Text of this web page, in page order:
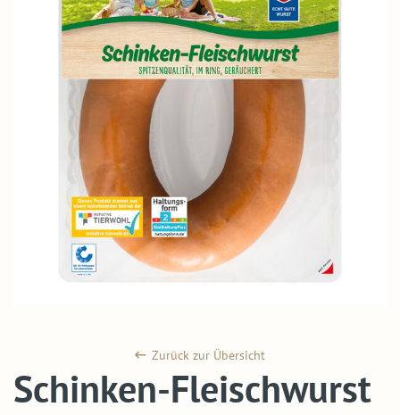
Zurück zur Übersicht
Schinken-Fleischwurst